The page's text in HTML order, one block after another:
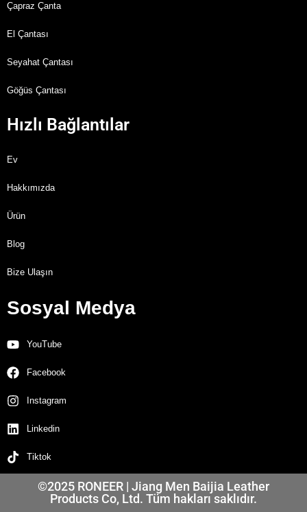
Çapraz Çanta
El Çantası
Seyahat Çantası
Göğüs Çantası
Hızlı Bağlantılar
Ev
Hakkımızda
Ürün
Blog
Bize Ulaşın
Sosyal Medya
YouTube
Facebook
Instagram
Linkedin
Tiktok
©2025 RONEER | Jiang Men Baijia Leather
Products Co, Ltd. Tüm hakları saklıdır.